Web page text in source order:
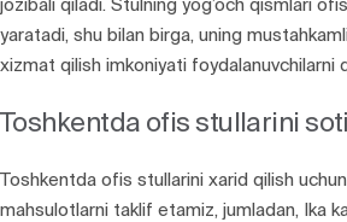
jozibali qiladi. Stulning yog’och qismlari
yaratadi, shu bilan birga, uning
xizmat qilish imkoniyati foydalanuvchilarni
Toshkentda ofis stullarini
Toshkentda ofis stullarini xarid qilish
mahsulotlarni taklif etamiz, jumladan, Ika